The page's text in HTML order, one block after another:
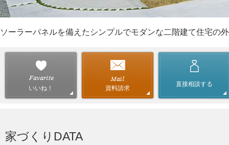
ソーラーパネルを備えたシンプルでモダンな二階建て住宅の
いいね！ 資料請求
直接相談する
家づくりDATA